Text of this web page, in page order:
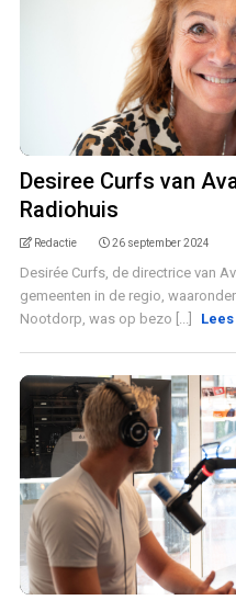
Desiree Curfs van
Radiohuis
Redactie 26 september 2024
Desirée Curfs, de directrice van
gemeenten in de regio,
Nootdorp, was op bezo [...]